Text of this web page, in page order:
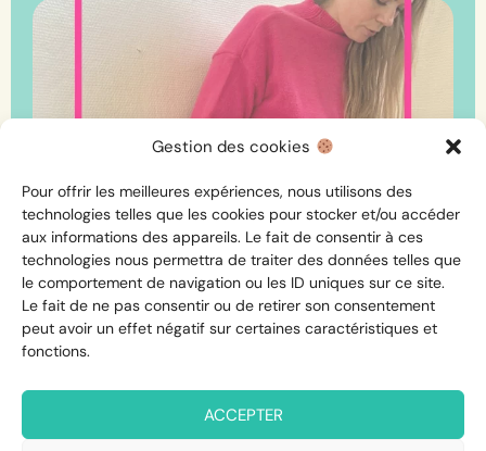
Gestion des cookies
Pour offrir les meilleures expériences, nous utilisons des
technologies telles que les cookies pour stocker et/ou accéder
aux informations des appareils. Le fait de consentir à ces
technologies nous permettra de traiter des données telles que
le comportement de navigation ou les ID uniques sur ce site.
Le fait de ne pas consentir ou de retirer son consentement
peut avoir un effet négatif sur certaines caractéristiques et
fonctions.
ACCEPTER